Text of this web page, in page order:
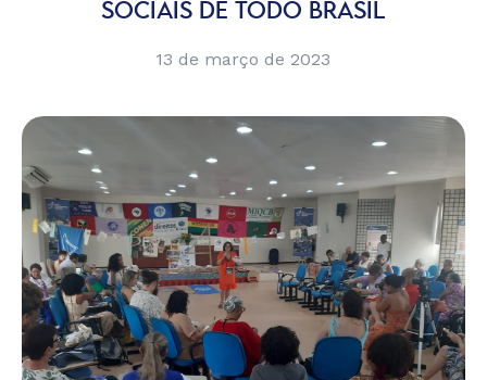
SOCIAIS DE TODO BRASIL
13 de março de 2023